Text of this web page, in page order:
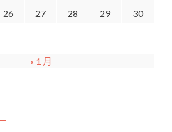
26 27 28 29
30
« 1 月